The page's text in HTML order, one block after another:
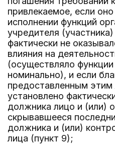
привлекаемое, если
исполнении функций
учредителя
фактически не
влияния на
(осуществляло
номинально), и если
предоставленным
установлено
должника лицо и (или)
скрывавшееся
должника и (или)
лица (пункт 9);